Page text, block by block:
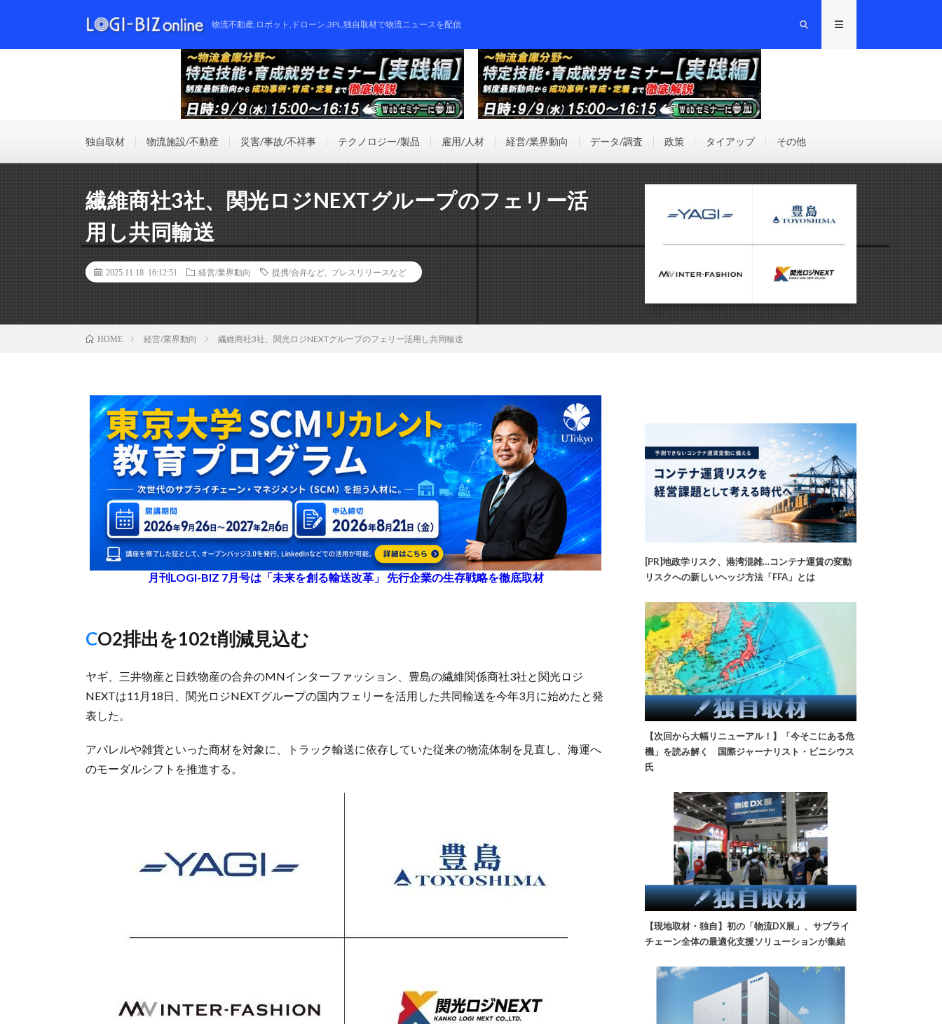
物流不動産,ロボット,ドローン,3PL,独自取材で物流ニュースを配信
独自取材 物流施設/不動産 災害/事故/不祥事 テクノロジー/製品 雇用/人材 経営/業界動向 データ/調査 政策 タイアップ その他
繊維商社3社、関光ロジNEXTグループのフェリー活
用し共同輸送
2025.11.18 16:12:51 経営/業界動向 提携/合弁など プレスリリースなど
HOME 経営/業界動向 繊維商社3社、関光ロジNEXTグループのフェリー活用し共同輸送
月刊LOGI-BIZ 7月号は「未来を創る輸送改革」 先行企業の生存戦略を徹底取材
CO2排出を102t削減見込む
ヤギ、三井物産と日鉄物産の合弁のMNインターファッション、豊島の繊維関係商社3社と関光ロジ
NEXTは11月18日、関光ロジNEXTグループの国内フェリーを活用した共同輸送を今年3月に始めたと発
表した。
アパレルや雑貨といった商材を対象に、トラック輸送に依存していた従来の物流体制を見直し、海運へ
のモーダルシフトを推進する。
[PR]地政学リスク、港湾混雑…コンテナ運賃の変動
リスクへの新しいヘッジ方法「FFA」とは
【次回から大幅リニューアル！】「今そこにある危
機」を読み解く 国際ジャーナリスト・ビニシウス
氏
【現地取材・独自】初の「物流DX展」、サプライ
チェーン全体の最適化支援ソリューションが集結